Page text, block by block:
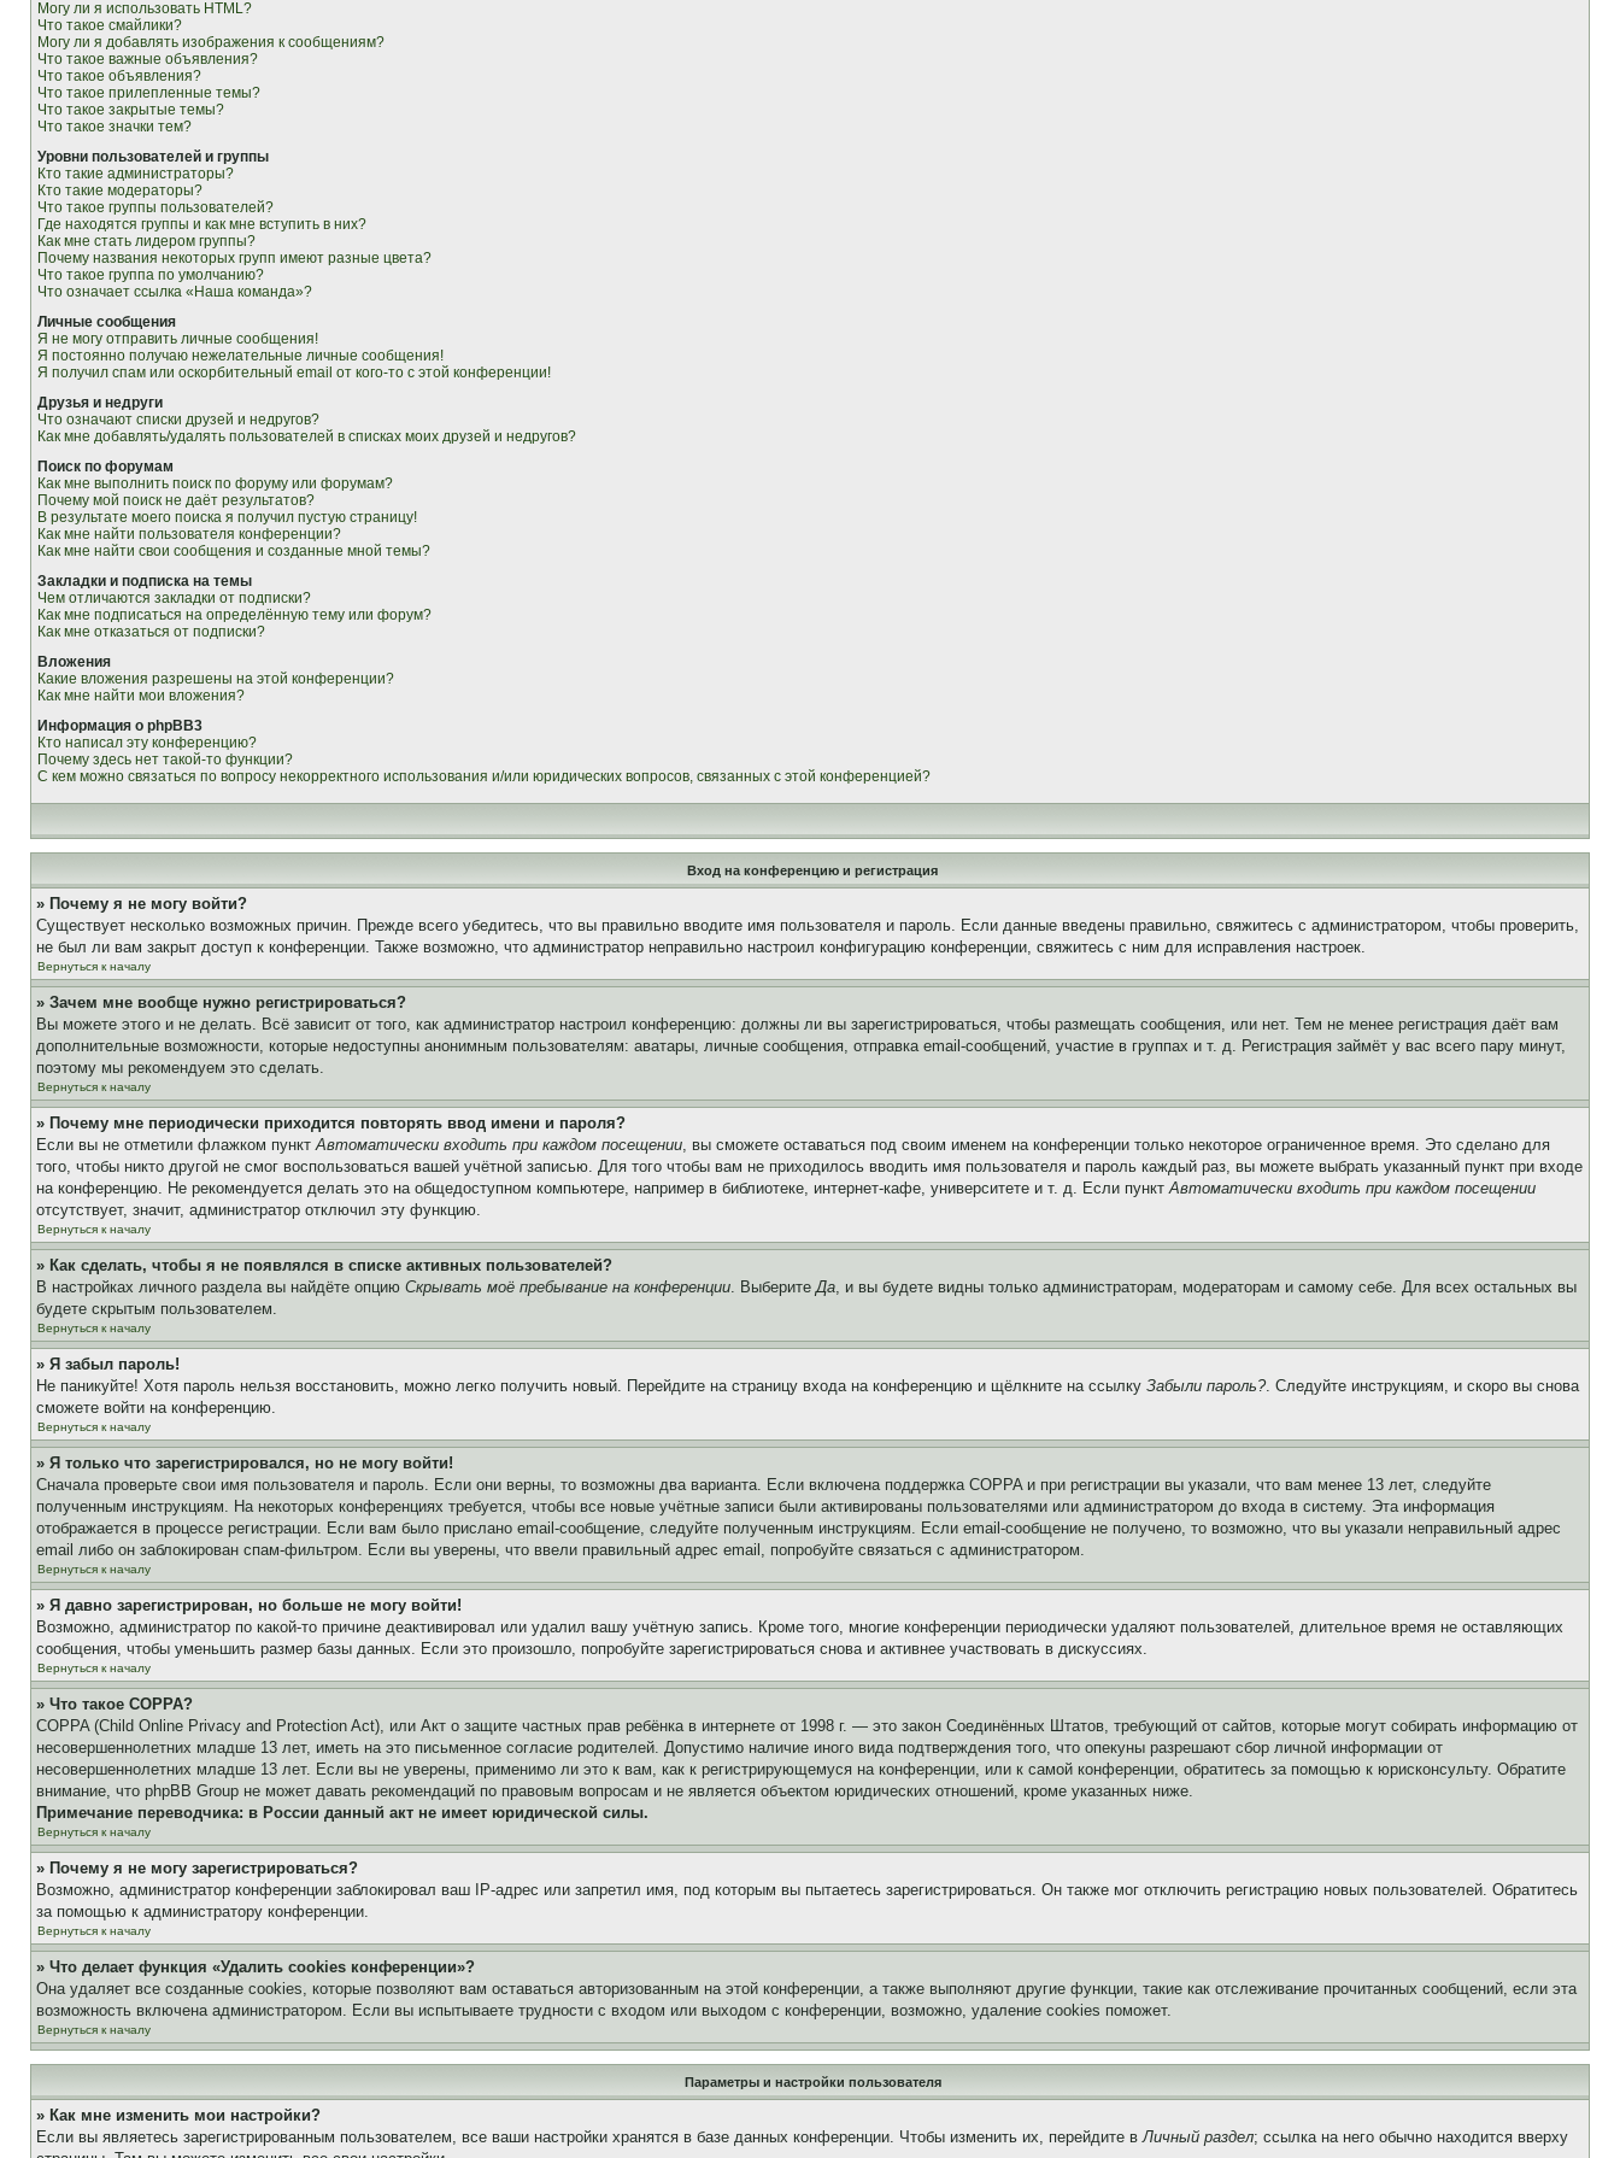
Могу ли я использовать HTML?
Что такое смайлики?
Могу ли я добавлять изображения к сообщениям?
Что такое важные объявления?
Что такое объявления?
Что такое прилепленные темы?
Что такое закрытые темы?
Что такое значки тем?
Уровни пользователей и группы
Кто такие администраторы?
Кто такие модераторы?
Что такое группы пользователей?
Где находятся группы и как мне вступить в них?
Как мне стать лидером группы?
Почему названия некоторых групп имеют разные цвета?
Что такое группа по умолчанию?
Что означает ссылка «Наша команда»?
Личные сообщения
Я не могу отправить личные сообщения!
Я постоянно получаю нежелательные личные сообщения!
Я получил спам или оскорбительный email от кого-то с этой конференции!
Друзья и недруги
Что означают списки друзей и недругов?
Как мне добавлять/удалять пользователей в списках моих друзей и недругов?
Поиск по форумам
Как мне выполнить поиск по форуму или форумам?
Почему мой поиск не даёт результатов?
В результате моего поиска я получил пустую страницу!
Как мне найти пользователя конференции?
Как мне найти свои сообщения и созданные мной темы?
Закладки и подписка на темы
Чем отличаются закладки от подписки?
Как мне подписаться на определённую тему или форум?
Как мне отказаться от подписки?
Вложения
Какие вложения разрешены на этой конференции?
Как мне найти мои вложения?
Информация о phpBB3
Кто написал эту конференцию?
Почему здесь нет такой-то функции?
С кем можно связаться по вопросу некорректного использования и/или юридических вопросов, связанных с этой конференцией?
Вход на конференцию и регистрация
» Почему я не могу войти?
Существует несколько возможных причин. Прежде всего убедитесь, что вы правильно вводите имя пользователя и пароль. Если данные введены правильно, свяжитесь с администратором, чтобы проверить,
не был ли вам закрыт доступ к конференции. Также возможно, что администратор неправильно настроил конфигурацию конференции, свяжитесь с ним для исправления настроек.
Вернуться к началу
» Зачем мне вообще нужно регистрироваться?
Вы можете этого и не делать. Всё зависит от того, как администратор настроил конференцию: должны ли вы зарегистрироваться, чтобы размещать сообщения, или нет. Тем не менее регистрация даёт вам
дополнительные возможности, которые недоступны анонимным пользователям: аватары, личные сообщения, отправка email-сообщений, участие в группах и т. д. Регистрация займёт у вас всего пару минут,
поэтому мы рекомендуем это сделать.
Вернуться к началу
» Почему мне периодически приходится повторять ввод имени и пароля?
Если вы не отметили флажком пунктАвтоматически входить при каждом посещении, вы сможете оставаться под своим именем на конференции только некоторое ограниченное время. Это сделано для
того, чтобы никто другой не смог воспользоваться вашей учётной записью. Для того чтобы вам не приходилось вводить имя пользователя и пароль каждый раз, вы можете выбрать указанный пункт при входе
на конференцию. Не рекомендуется делать это на общедоступном компьютере, например в библиотеке, интернет-кафе, университете и т. д. Если пунктАвтоматически входить при каждом посещении
отсутствует, значит, администратор отключил эту функцию.
Вернуться к началу
» Как сделать, чтобы я не появлялся в списке активных пользователей?
В настройках личного раздела вы найдёте опцию Скрывать моё пребывание на конференции. ВыберитеДа, и вы будете видны только администраторам, модераторам и самому себе. Для всех остальных вы
будете скрытым пользователем.
Вернуться к началу
» Я забыл пароль!
Не паникуйте! Хотя пароль нельзя восстановить, можно легко получить новый. Перейдите на страницу входа на конференцию и щёлкните на ссылку Забыли пароль?. Следуйте инструкциям, и скоро вы снова
сможете войти на конференцию.
Вернуться к началу
» Я только что зарегистрировался, но не могу войти!
Сначала проверьте свои имя пользователя и пароль. Если они верны, то возможны два варианта. Если включена поддержка COPPA и при регистрации вы указали, что вам менее 13 лет, следуйте
полученным инструкциям. На некоторых конференциях требуется, чтобы все новые учётные записи были активированы пользователями или администратором до входа в систему. Эта информация
отображается в процессе регистрации. Если вам было прислано email-сообщение, следуйте полученным инструкциям. Если email-сообщение не получено, то возможно, что вы указали неправильный адрес
email либо он заблокирован спам-фильтром. Если вы уверены, что ввели правильный адрес email, попробуйте связаться с администратором.
Вернуться к началу
» Я давно зарегистрирован, но больше не могу войти!
Возможно, администратор по какой-то причине деактивировал или удалил вашу учётную запись. Кроме того, многие конференции периодически удаляют пользователей, длительное время не оставляющих
сообщения, чтобы уменьшить размер базы данных. Если это произошло, попробуйте зарегистрироваться снова и активнее участвовать в дискуссиях.
Вернуться к началу
» Что такое COPPA?
COPPA (Child Online Privacy and Protection Act), или Акт о защите частных прав ребёнка в интернете от 1998 г. — это закон Соединённых Штатов, требующий от сайтов, которые могут собирать информацию от
несовершеннолетних младше 13 лет, иметь на это письменное согласие родителей. Допустимо наличие иного вида подтверждения того, что опекуны разрешают сбор личной информации от
несовершеннолетних младше 13 лет. Если вы не уверены, применимо ли это к вам, как к регистрирующемуся на конференции, или к самой конференции, обратитесь за помощью к юрисконсульту. Обратите
внимание, что phpBB Group не может давать рекомендаций по правовым вопросам и не является объектом юридических отношений, кроме указанных ниже.
Примечание переводчика: в России данный акт не имеет юридической силы.
Вернуться к началу
» Почему я не могу зарегистрироваться?
Возможно, администратор конференции заблокировал ваш IP-адрес или запретил имя, под которым вы пытаетесь зарегистрироваться. Он также мог отключить регистрацию новых пользователей. Обратитесь
за помощью к администратору конференции.
Вернуться к началу
» Что делает функция «Удалить cookies конференции»?
Она удаляет все созданные cookies, которые позволяют вам оставаться авторизованным на этой конференции, а также выполняют другие функции, такие как отслеживание прочитанных сообщений, если эта
возможность включена администратором. Если вы испытываете трудности с входом или выходом с конференции, возможно, удаление cookies поможет.
Вернуться к началу
Параметры и настройки пользователя
» Как мне изменить мои настройки?
Если вы являетесь зарегистрированным пользователем, все ваши настройки хранятся в базе данных конференции. Чтобы изменить их, перейдите вЛичный раздел; ссылка на него обычно находится вверху